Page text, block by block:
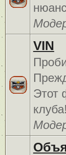
VIN
Этот
клуба!